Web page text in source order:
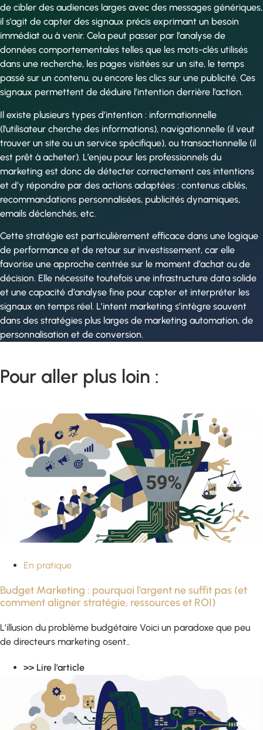
de cibler des audiences larges avec des messages génériques,
il s’agit de capter des signaux précis exprimant un besoin
immédiat ou à venir. Cela peut passer par l’analyse de
données comportementales telles que les mots-clés utilisés
dans une recherche, les pages visitées sur un site, le temps
passé sur un contenu, ou encore les clics sur une publicité. Ces
signaux permettent de déduire l’intention derrière l’action.
Il existe plusieurs types d’intention : informationnelle
(l’utilisateur cherche des informations), navigationnelle (il veut
trouver un site ou un service spécifique), ou transactionnelle (il
est prêt à acheter). L’enjeu pour les professionnels du
marketing est donc de détecter correctement ces intentions
et d’y répondre par des actions adaptées : contenus ciblés,
recommandations personnalisées, publicités dynamiques,
emails déclenchés, etc.
Cette stratégie est particulièrement efficace dans une logique
de performance et de retour sur investissement, car elle
favorise une approche centrée sur le moment d’achat ou de
décision. Elle nécessite toutefois une infrastructure data solide
et une capacité d’analyse fine pour capter et interpréter les
signaux en temps réel. L’intent marketing s’intègre souvent
dans des stratégies plus larges de marketing automation, de
personnalisation et de conversion.
Pour aller plus loin :
En pratique
Budget Marketing : pourquoi l’argent ne suffit pas (et
comment aligner stratégie, ressources et ROI)
L’illusion du problème budgétaire Voici un paradoxe que peu
de directeurs marketing osent..
>> Lire l'article